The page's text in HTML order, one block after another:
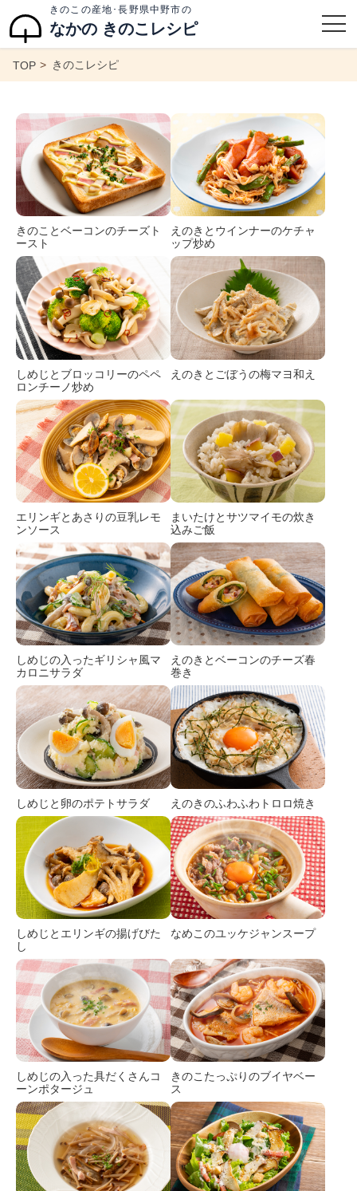
きのこの産地･長野県中野市の
なかの きのこレシピ
TOP きのこレシピ
きのことベーコンのチーズト
ースト
えのきとウインナーのケチャ
ップ炒め
しめじとブロッコリーのペペ
ロンチーノ炒め
えのきとごぼうの梅マヨ和え
エリンギとあさりの豆乳レモ
ンソース
まいたけとサツマイモの炊き
込みご飯
しめじの入ったギリシャ風マ
カロニサラダ
えのきとベーコンのチーズ春
巻き
しめじと卵のポテトサラダ えのきのふわふわトロロ焼き
しめじとエリンギの揚げびた
し
なめこのユッケジャンスープ
しめじの入った具だくさんコ
ーンポタージュ
きのこたっぷりのブイヤベー
ス